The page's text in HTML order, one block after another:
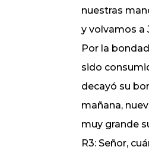
nuestras
y volvamos a
Por la
sido
decayó su
mañana,
muy grande
R3: Señor,